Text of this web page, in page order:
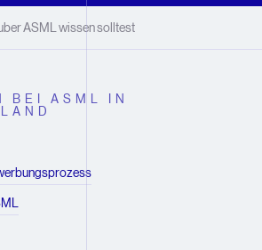
ASML wissen solltest
BEI ASML IN